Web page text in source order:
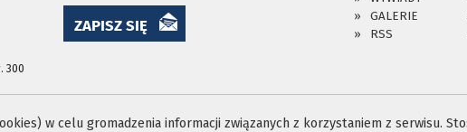
300
ZAPISZ SIĘ
GALERIE
RSS
w celu gromadzenia informacji związanych z korzystaniem z serwisu.